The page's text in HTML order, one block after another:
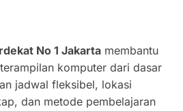
No 1 Jakarta membantu
komputer dari dasar
jadwal fleksibel, lokasi
dan metode pembelajaran